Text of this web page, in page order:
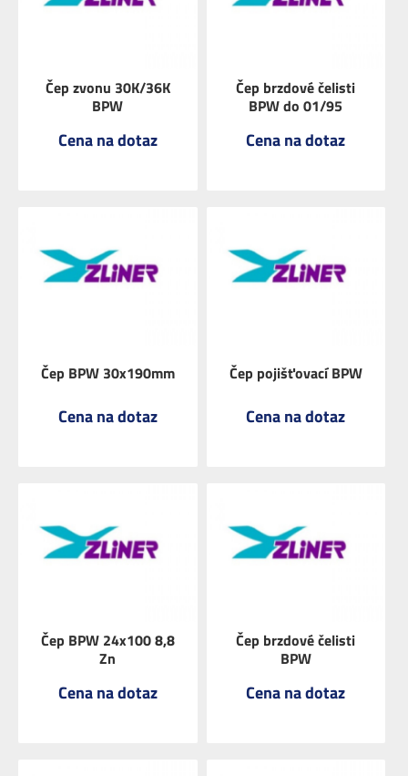
Čep zvonu 30K/36K
BPW
Cena na dotaz
Čep brzdové čelisti
BPW do 01/95
Cena na dotaz
Čep BPW 30x190mm
Cena na dotaz
Čep pojišťovací BPW
Cena na dotaz
Čep BPW 24x100 8,8
Zn
Cena na dotaz
Čep brzdové čelisti
BPW
Cena na dotaz